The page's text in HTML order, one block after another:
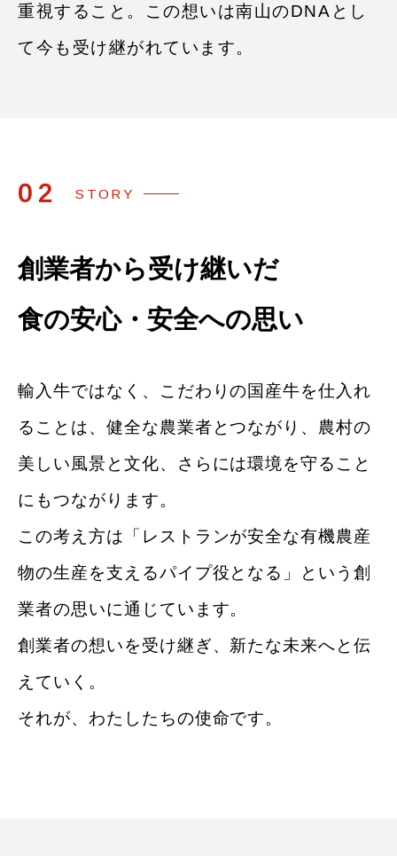
重視すること。この想いは南山のDNAとし
て今も受け継がれています。
02 STORY
創業者から受け継いだ
食の安心・ 安全への思い
輸入牛ではなく、こだわりの国産牛を仕入れ
ることは、健全な農業者とつながり、農村の
美しい風景と文化、さらには環境を守ること
にもつながります。
この考え方は「レストランが安全な有機農産
物の生産を支えるパイプ役となる」という創
業者の思いに通じています。
創業者の想いを受け継ぎ、新たな未来へと伝
えていく。
それが、わたしたちの使命です。